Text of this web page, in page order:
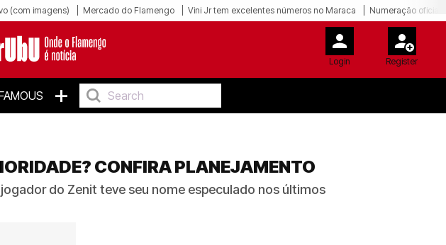
(com imagens) Mercado do Flamengo Vini Jr tem excelentes números no Maraca Numeração oficial
Login Register
+
CONFIRA PLANEJAMENTO
do Zenit teve seu nome especulado nos últimos